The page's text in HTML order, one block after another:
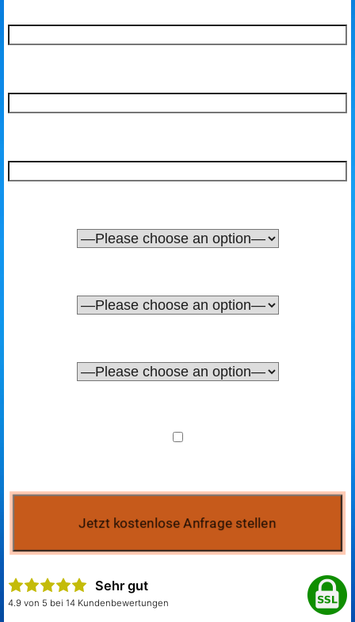
Sehr gut
4.9 von 5 bei 14 Kundenbewertungen